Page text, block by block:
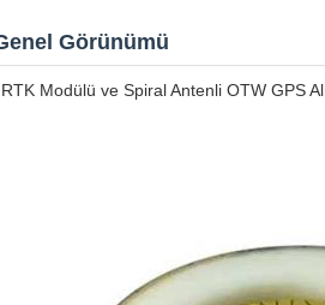
Görünümü
Modülü ve Spiral Antenli OTW GPS